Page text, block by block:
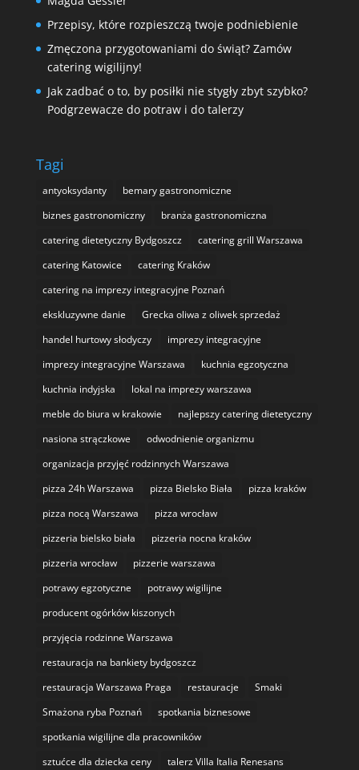
Przepisy, które rozpieszczą twoje podniebienie
Zmęczona przygotowaniami do świąt? Zamów
catering wigilijny!
Jak zadbać o to, by posiłki nie stygły zbyt szybko?
Podgrzewacze do potraw i do talerzy
Tagi
antyoksydanty
bemary gastronomiczne
biznes gastronomiczny
branża gastronomiczna
catering dietetyczny Bydgoszcz
catering grill Warszawa
catering Katowice
catering Kraków
catering na imprezy integracyjne Poznań
ekskluzywne danie
Grecka oliwa z oliwek sprzedaż
handel hurtowy słodyczy
imprezy integracyjne
imprezy integracyjne Warszawa
kuchnia egzotyczna
kuchnia indyjska
lokal na imprezy warszawa
meble do biura w krakowie
najlepszy catering dietetyczny
nasiona strączkowe
odwodnienie organizmu
organizacja przyjęć rodzinnych Warszawa
pizza 24h Warszawa
pizza Bielsko Biała
pizza kraków
pizza nocą Warszawa
pizza wrocław
pizzeria bielsko biała
pizzeria nocna kraków
pizzeria wrocław
pizzerie warszawa
potrawy egzotyczne
potrawy wigilijne
producent ogórków kiszonych
przyjęcia rodzinne Warszawa
restauracja na bankiety bydgoszcz
restauracja Warszawa Praga
restauracje
Smaki
Smażona ryba Poznań
spotkania biznesowe
spotkania wigilijne dla pracowników
sztućce dla dziecka ceny
talerz Villa Italia Renesans